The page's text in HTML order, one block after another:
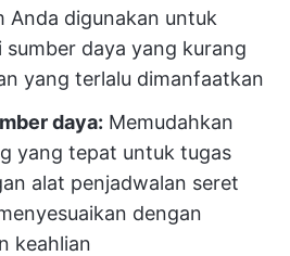
Anda digunakan untuk
daya yang kurang
yang terlalu dimanfaatkan
daya: Memudahkan
yang tepat untuk tugas
alat penjadwalan seret
dengan
keahlian